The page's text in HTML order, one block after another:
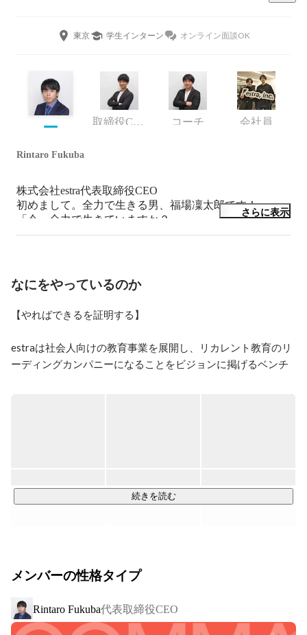
東京 学生インターン オンライン面談OK
取締役COO コーチ 会社員
Rintaro Fukuba
株式会社estra代表取締役CEO
初めまして。全力で生きる男、福場凜太郎です！
「今、全力で生きていますか？」
そう聞かれたら100% 「はい」と答えられますか？
成長意欲の高い新たな仲間をお待ちしております！
さらに表示
なにをやっているのか
【やればできるを証明する】
estraは社会人向けの教育事業を展開し、リカレント教育のリ
ーディングカンパニーになることをビジョンに掲げるベンチ
エンジニアを志す人は多い一方で、未経験者を採用し開発を
発事業だけやれば良いではなく、教育と開発どちらも行い、
■ 事業内容
続きを読む
メンバーの性格タイプ
Rintaro Fukuba代表取締役CEO